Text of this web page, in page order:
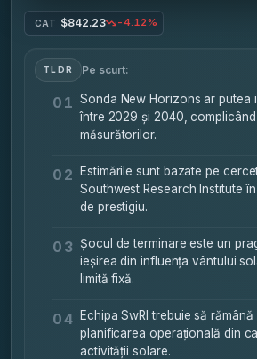
CAT $842.23 -4.12%
TLDR Pe scurt:
01 Sonda New Horizons ar putea
între 2029 și 2040,
măsurătorilor.
02
Estimările sunt bazate pe
Southwest Research Institute
de prestigiu.
03 Șocul de terminare este un
ieșirea din influența vântului
limită fixă.
04
Echipa SwRI trebuie să
planificarea operațională din
activității solare.